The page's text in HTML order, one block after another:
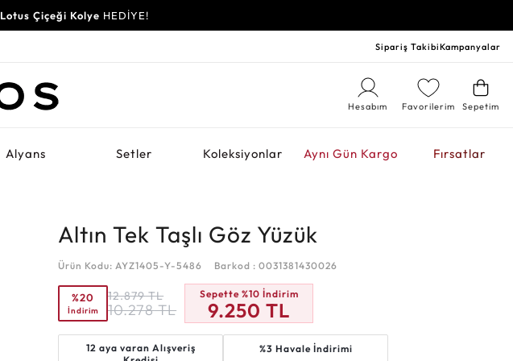
Lotus Çiçeği Kolye HEDİYE!
Sipariş TakibiKampanyalar
Sepetim
Favorilerim
Hesabım
Alyans Setler Koleksiyonlar Aynı Gün Kargo Fırsatlar
Altın Tek Taşlı Göz Yüzük
Ürün Kodu: AYZ1405-Y-5486 Barkod : 0031381430026
%20
İndirim
12.879 TL
10.278 TL
Sepette %10 İndirim
9.250TL
12 aya varan Alışveriş
%3 Havale İndirimi